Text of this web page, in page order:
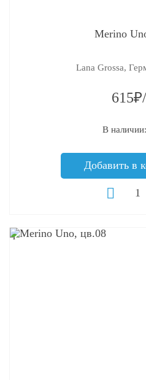
Merino
Lana Grossa,
В
Добавить в
q